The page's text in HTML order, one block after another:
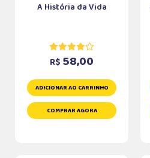
A História da Vida
R$ 58,00
ADICIONAR AO CARRINHO
COMPRAR AGORA